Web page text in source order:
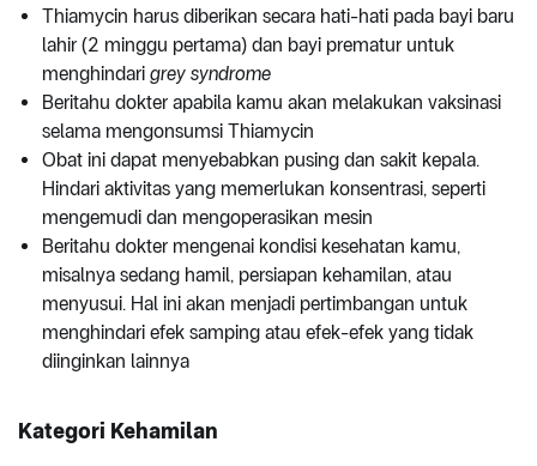
Thiamycin harus diberikan secara hati-hati pada bayi baru
lahir (2 minggu pertama) dan bayi prematur untuk
menghindari grey syndrome
Beritahu dokter apabila kamu akan melakukan vaksinasi
selama mengonsumsi Thiamycin
Obat ini dapat menyebabkan pusing dan sakit kepala.
Hindari aktivitas yang memerlukan konsentrasi, seperti
mengemudi dan mengoperasikan mesin
Beritahu dokter mengenai kondisi kesehatan kamu,
misalnya sedang hamil, persiapan kehamilan, atau
menyusui. Hal ini akan menjadi pertimbangan untuk
menghindari efek samping atau efek-efek yang tidak
diinginkan lainnya
Kategori Kehamilan